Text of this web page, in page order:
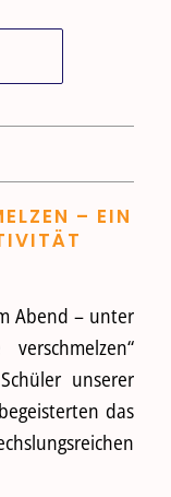
– EIN
Abend – unter
unserer
das